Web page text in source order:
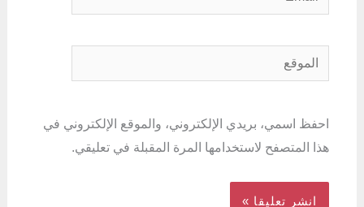
الموقع
احفظ اسمي، بريدي الإلكتروني، والموقع الإلكتروني في
هذا المتصفح لاستخدامها المرة المقبلة في تعليقي.